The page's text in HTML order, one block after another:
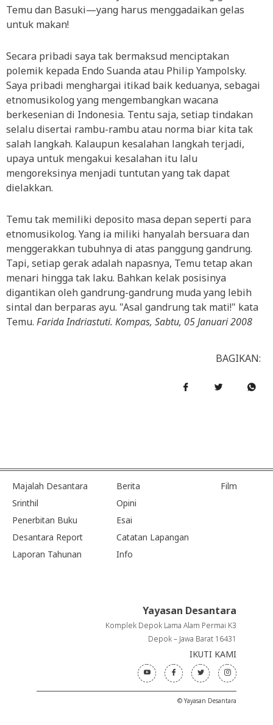
Temu dan Basuki—yang harus menggadaikan gelas
untuk makan!
Secara pribadi saya tak bermaksud menciptakan
polemik kepada Endo Suanda atau Philip Yampolsky.
Saya pribadi menghargai itikad baik keduanya, sebagai
etnomusikolog yang mengembangkan wacana
berkesenian di Indonesia. Tentu saja, setiap tindakan
selalu disertai rambu-rambu atau norma biar kita tak
salah langkah. Kalaupun kesalahan langkah terjadi,
upaya untuk mengakui kesalahan itu lalu
mengoreksinya menjadi tuntutan yang tak dapat
dielakkan.
Temu tak memiliki deposito masa depan seperti para
etnomusikolog. Yang ia miliki hanyalah bersuara dan
menggerakkan tubuhnya di atas panggung gandrung.
Tapi, setiap gerak adalah napasnya, Temu tetap akan
menari hingga tak laku. Bahkan kelak posisinya
digantikan oleh gandrung-gandrung muda yang lebih
sintal dan berparas ayu. "Asal gandrung tak mati!" kata
Temu. Farida Indriastuti. Kompas, Sabtu, 05 Januari 2008
BAGIKAN:
Majalah Desantara
Srinthil
Penerbitan Buku
Desantara Report
Laporan Tahunan
Berita
Opini
Esai
Catatan Lapangan
Info
Film
Yayasan Desantara
Komplek Depok Lama Alam Permai K3
Depok – Jawa Barat 16431
IKUTI KAMI
© Yayasan Desantara